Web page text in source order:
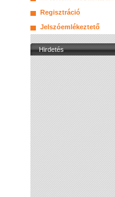
Regisztráció
Jelszóemlékeztető
Hirdetés